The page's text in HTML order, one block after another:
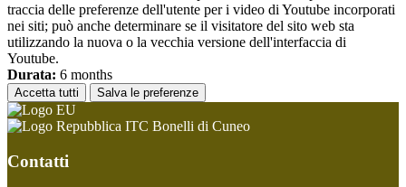
traccia delle preferenze dell'utente per i video di Youtube incorporati
nei siti; può anche determinare se il visitatore del sito web sta
utilizzando la nuova o la vecchia versione dell'interfaccia di
Youtube.
Durata: 6 months
Accetta tutti Salva le preferenze
ITC Bonelli di Cuneo
Contatti